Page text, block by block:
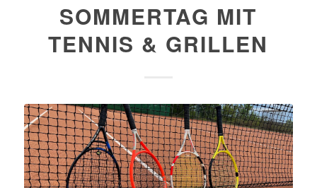
SOMMERTAG MIT
TENNIS & GRILLEN